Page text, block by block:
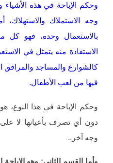
وحكم الإباحة في هذه الأشياء
وجه الاستملاك والاستهلاك،
بالاستعمال وحده، فهو كل
الاستفادة منه يتمثل في
كالشوارع والمساجد والمرافق
فيها من لعب الأطفال.
وحكم الإباحة في هذا النوع،
دون أي تصرف بأعيانها لا
وجه آخر..
وأما القسم الثاني: وهو